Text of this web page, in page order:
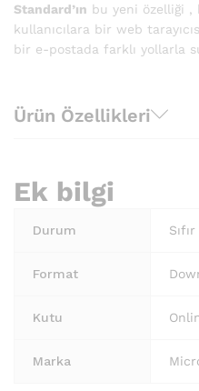
Standard’ın bu yeni özelliği ,
kullanıcılara bir web
bir e-postada farklı yollarla
Ürün Özellikleri
Ek bilgi
Durum Sıfır
Format
Kutu
Marka